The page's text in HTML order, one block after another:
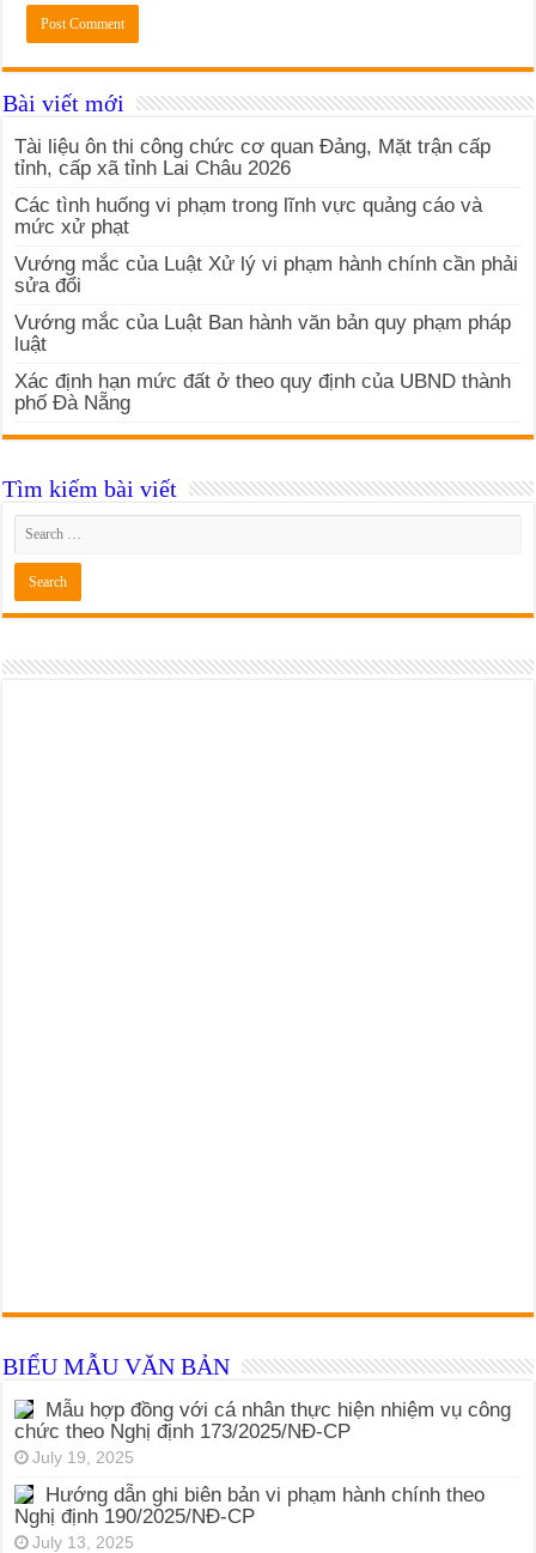
Bài viết mới
Tài liệu ôn thi công chức cơ quan Đảng, Mặt trận cấp
tỉnh, cấp xã tỉnh Lai Châu 2026
Các tình huống vi phạm trong lĩnh vực quảng cáo và
mức xử phạt
Vướng mắc của Luật Xử lý vi phạm hành chính cần phải
sửa đổi
Vướng mắc của Luật Ban hành văn bản quy phạm pháp
luật
Xác định hạn mức đất ở theo quy định của UBND thành
phố Đà Nẵng
Tìm kiếm bài viết
BIỂU MẪU VĂN BẢN
Mẫu hợp đồng với cá nhân thực hiện nhiệm vụ công
chức theo Nghị định 173/2025/NĐ-CP
July 19, 2025
Hướng dẫn ghi biên bản vi phạm hành chính theo
Nghị định 190/2025/NĐ-CP
July 13, 2025